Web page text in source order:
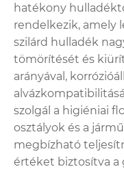
hatékony
rendelkezik, amely
szilárd hulladék
tömörítését és
arányával,
szolgál a higiéniai
osztályok és a
megbízható
értéket biztosítva a